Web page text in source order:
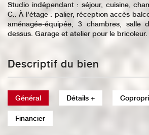
Studio indépendant : séjour, cuisine,
C.. À l'étage : palier, réception accès
aménagée-équipée, 3 chambres, salle
dessus. Garage et atelier pour le bricoleur.
Descriptif du bien
Général Détails +
Financier